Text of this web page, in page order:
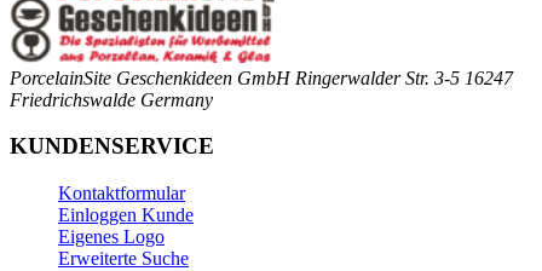
PorcelainSite Geschenkideen GmbH Ringerwalder Str. 3-5 16247
Friedrichswalde Germany
KUNDENSERVICE
Kontaktformular
Einloggen Kunde
Eigenes Logo
Erweiterte Suche